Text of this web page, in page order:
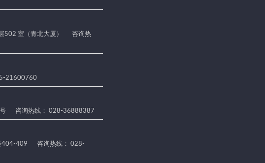
502 室（青北大厦） 咨询热
21600760
咨询热线： 028-36888387
404-409 咨询热线： 028-